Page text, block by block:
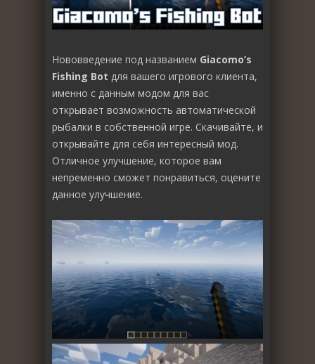
Нововведение под названием Giacomo’s
Fishing Bot для вашего игрового клиента,
именно с данным модом для вас
открывает возможность автоматической
рыбалки в собственной игре. Скачивайте, и
открывайте для себя интересный мод.
Отличное улучшение, которое вам
непременно сможет понравиться, оцените
данное улучшение.